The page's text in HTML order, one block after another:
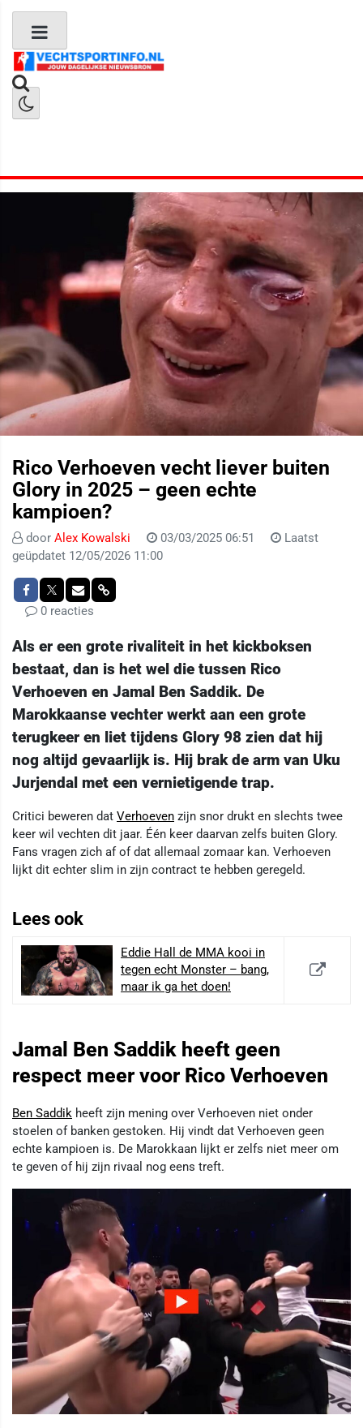
Rico Verhoeven vecht liever buiten
Glory in 2025 – geen echte
kampioen?
door Alex Kowalski 03/03/2025 06:51
Laatst
geüpdatet 12/05/2026 11:00
0 reacties
Als er een grote rivaliteit in het kickboksen
bestaat, dan is het wel die tussen Rico
Verhoeven en Jamal Ben Saddik. De
Marokkaanse vechter werkt aan een grote
terugkeer en liet tijdens Glory 98 zien dat hij
nog altijd gevaarlijk is. Hij brak de arm van Uku
Jurjendal met een vernietigende trap.
Critici beweren dat Verhoeven zijn snor drukt en slechts twee
keer wil vechten dit jaar. Één keer daarvan zelfs buiten Glory.
Fans vragen zich af of dat allemaal zomaar kan. Verhoeven
lijkt dit echter slim in zijn contract te hebben geregeld.
Lees ook
Eddie Hall de MMA kooi in
tegen echt Monster – bang,
maar ik ga het doen!
Jamal Ben Saddik heeft geen
respect meer voor Rico Verhoeven
Ben Saddik heeft zijn mening over Verhoeven niet onder
stoelen of banken gestoken. Hij vindt dat Verhoeven geen
echte kampioen is. De Marokkaan lijkt er zelfs niet meer om
te geven of hij zijn rivaal nog eens treft.